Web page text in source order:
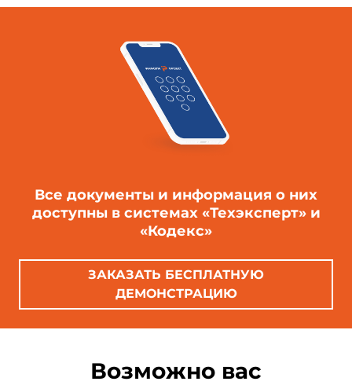
Все документы и информация о них
доступны в системах «Техэксперт» и
«Кодекс»
ЗАКАЗАТЬ БЕСПЛАТНУЮ
ДЕМОНСТРАЦИЮ
Возможно вас